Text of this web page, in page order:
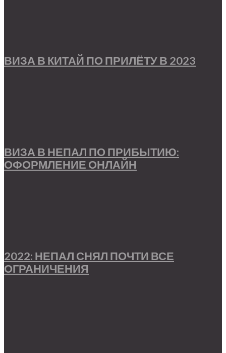
ВИЗА В КИТАЙ ПО ПРИЛЁТУ В 2023
ВИЗА В НЕПАЛ ПО ПРИБЫТИЮ:
ОФОРМЛЕНИЕ ОНЛАЙН
2022: НЕПАЛ СНЯЛ ПОЧТИ ВСЕ
ОГРАНИЧЕНИЯ